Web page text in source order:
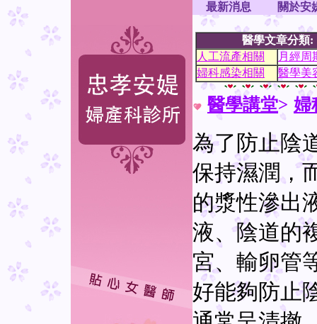
最新消息 關於安
醫學文章分類:
人工流產相關
月經周
婦科感染相關
醫學美
醫學講堂> 婦
為了防止陰
保持濕潤，
的漿性滲出
液、陰道的
宮、輸卵管
好能夠防止